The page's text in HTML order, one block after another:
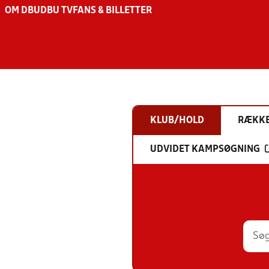
OM DBU DBU TV FANS & BILLETTER
KLUB/HOLD
UDVIDET KAMPSØGNING